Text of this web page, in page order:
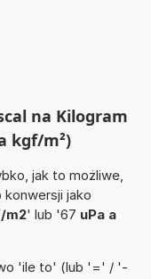
na Kilogram
kgf/m²)
jak to możliwe,
jako
m2' lub '67 uPa a
'ile to' (lub '=' / '-